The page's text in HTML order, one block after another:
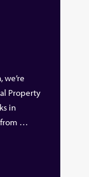
we’re
Property
in
from …